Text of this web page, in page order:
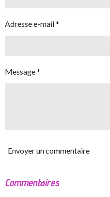
Adresse e-mail *
Message *
Envoyer un commentaire
Commentaires